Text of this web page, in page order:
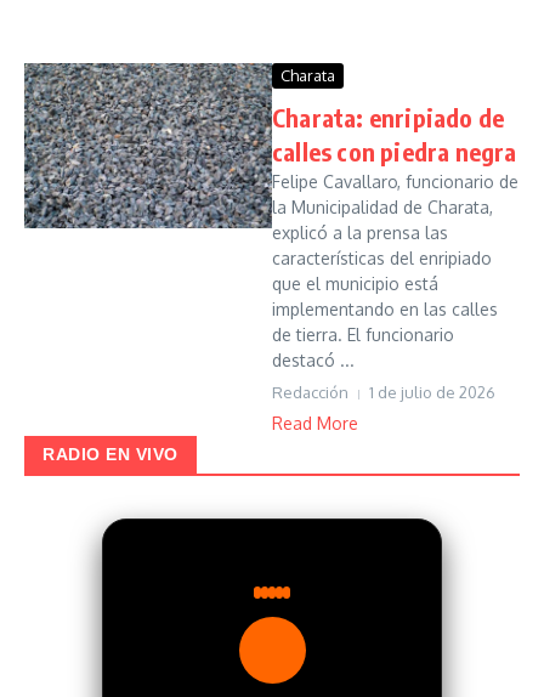
Charata
Charata: enripiado de
calles con piedra negra
Felipe Cavallaro, funcionario de
la Municipalidad de Charata,
explicó a la prensa las
características del enripiado
que el municipio está
implementando en las calles
de tierra. El funcionario
destacó ...
Redacción 1 de julio de 2026
Read More
RADIO EN VIVO